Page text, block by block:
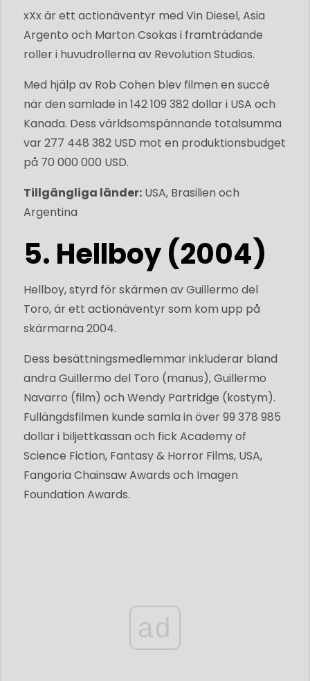
xXx är ett actionäventyr med Vin Diesel, Asia
Argento och Marton Csokas i framträdande
roller i huvudrollerna av Revolution Studios.
Med hjälp av Rob Cohen blev filmen en succé
när den samlade in 142 109 382 dollar i USA och
Kanada. Dess världsomspännande totalsumma
var 277 448 382 USD mot en produktionsbudget
på 70 000 000 USD.
Tillgängliga länder: USA, Brasilien och
Argentina
5. Hellboy (2004)
Hellboy, styrd för skärmen av Guillermo del
Toro, är ett actionäventyr som kom upp på
skärmarna 2004.
Dess besättningsmedlemmar inkluderar bland
andra Guillermo del Toro (manus), Guillermo
Navarro (film) och Wendy Partridge (kostym).
Fullängdsfilmen kunde samla in över 99 378 985
dollar i biljettkassan och fick Academy of
Science Fiction, Fantasy & Horror Films, USA,
Fangoria Chainsaw Awards och Imagen
Foundation Awards.
ad